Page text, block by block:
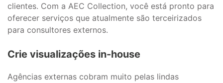
clientes. Com a AEC Collection, você está pronto para
oferecer serviços que atualmente são terceirizados
para consultores externos.
Crie visualizações in-house
Agências externas cobram muito pelas lindas